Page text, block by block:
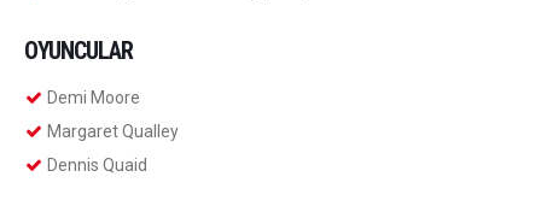
OYUNCULAR
Demi Moore
Margaret Qualley
Dennis Quaid